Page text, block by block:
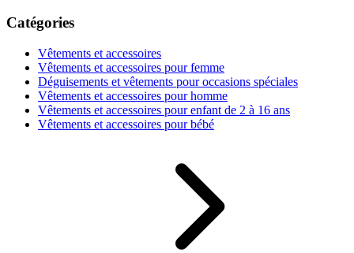
Catégories
Vêtements et accessoires
Vêtements et accessoires pour femme
Déguisements et vêtements pour occasions spéciales
Vêtements et accessoires pour homme
Vêtements et accessoires pour enfant de 2 à 16 ans
Vêtements et accessoires pour bébé